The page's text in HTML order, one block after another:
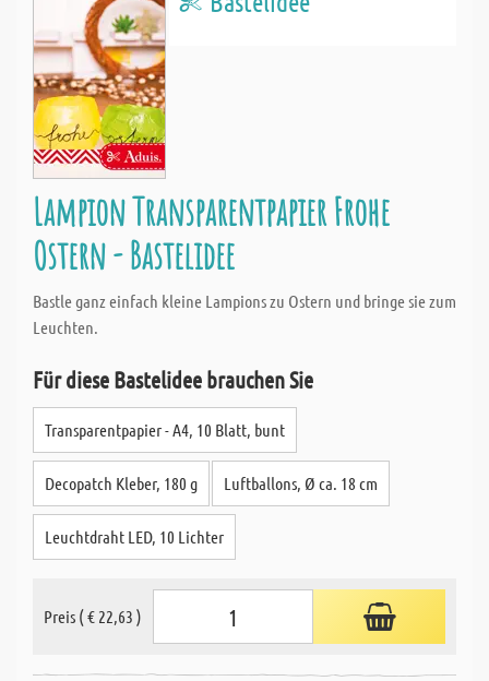
Lampion Transparentpapier Frohe
Ostern - Bastelidee
Bastle ganz einfach kleine Lampions zu Ostern und bringe sie zum
Leuchten.
Für diese Bastelidee brauchen Sie
Transparentpapier - A4, 10 Blatt, bunt
Decopatch Kleber, 180 g Luftballons, Ø ca. 18 cm
Leuchtdraht LED, 10 Lichter
Preis ( € 22,63 )